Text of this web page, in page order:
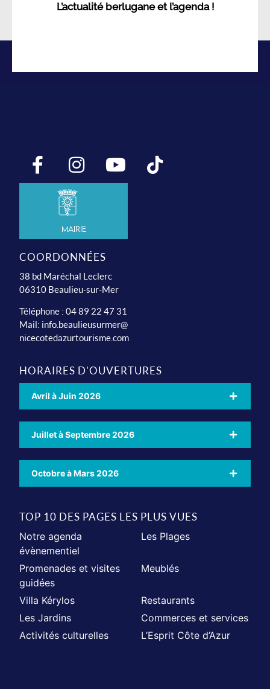
L’actualité berlugane et l’agenda !
Mairie
COORDONNÉES
38 bd Maréchal Leclerc
06310 Beaulieu-sur-Mer
Téléphone : 04 89 22 47 31
Mail: info.beaulieusurmer@
nicecotedazurtourisme.com
HORAIRES D'OUVERTURES
Avril à Juin 2026
Juillet à Septembre 2026
Octobre à Mars 2026
TOP 10 DES PAGES LES PLUS VUES
Notre agenda
évènementiel
Les Plages
Promenades et visites
guidées
Meublés
Villa Kérylos
Restaurants
Les Jardins
Commerces et services
Activités culturelles
L’Esprit Côte d’Azur